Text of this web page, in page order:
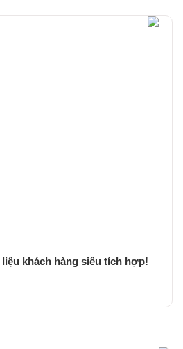
khách hàng siêu tích hợp!